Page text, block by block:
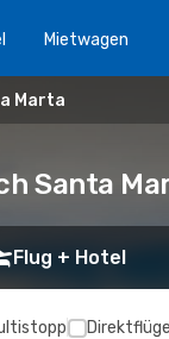
Mietwagen
Marta
Santa
Flug + Hotel
Direktflüge